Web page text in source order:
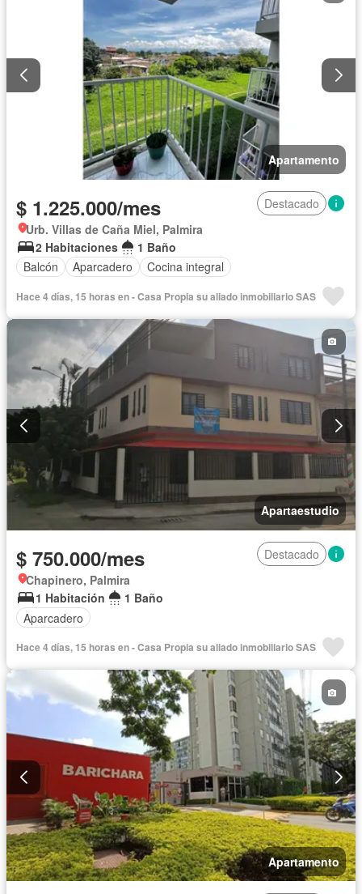
Apartamento
$ 1.225.000/mes
Destacado
Urb. Villas de Caña Miel, Palmira
2 Habitaciones
1 Baño
Balcón
Aparcadero Cocina integral
Hace 4 días, 15 horas en - Casa Propia su aliado inmobiliario SAS
Apartaestudio
$ 750.000/mes
Destacado
Chapinero, Palmira
1 Habitación
1 Baño
Aparcadero
Hace 4 días, 15 horas en - Casa Propia su aliado inmobiliario SAS
Apartamento